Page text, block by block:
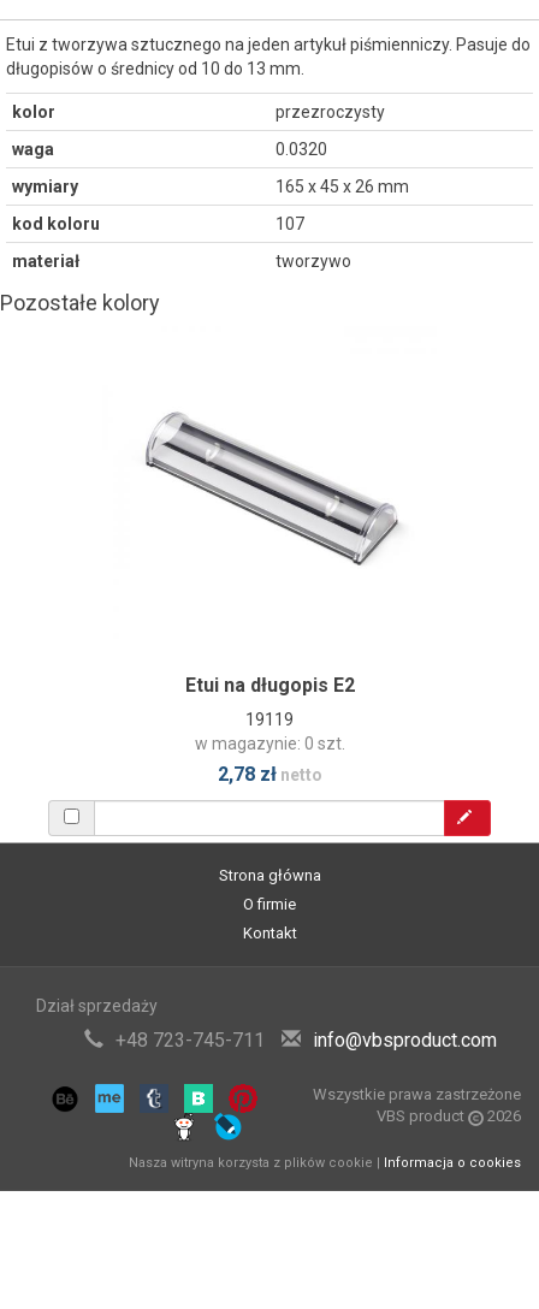
Etui z tworzywa sztucznego na jeden artykuł piśmienniczy. Pasuje do
długopisów o średnicy od 10 do 13 mm.
kolor
przezroczysty
waga
0.0320
wymiary
165 x 45 x 26 mm
kod koloru
107
materiał
tworzywo
Pozostałe kolory
Etui na długopis E2
19119
w magazynie: 0 szt.
2,78 złnetto
Strona główna
O firmie
Kontakt
Dział sprzedaży
+48 723-745-711 info@vbsproduct.com
Wszystkie prawa zastrzeżone
VBS product
2026
Nasza witryna korzysta z plików cookie | Informacja o cookies